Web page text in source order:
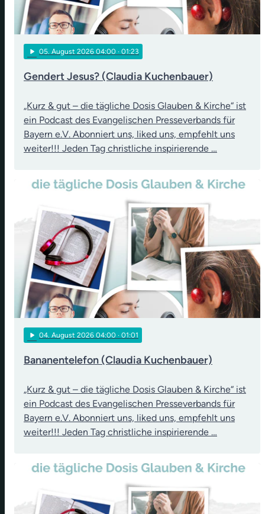
play_arrow 05. August 2026 04:00 · 01:23
Gendert Jesus? (Claudia Kuchenbauer)
„Kurz & gut – die tägliche Dosis Glauben & Kirche“ ist
ein Podcast des Evangelischen Presseverbands für
Bayern e.V. Abonniert uns, liked uns, empfehlt uns
weiter!!! Jeden Tag christliche inspirierende …
play_arrow 04. August 2026 04:00 · 01:01
Bananentelefon (Claudia Kuchenbauer)
„Kurz & gut – die tägliche Dosis Glauben & Kirche“ ist
ein Podcast des Evangelischen Presseverbands für
Bayern e.V. Abonniert uns, liked uns, empfehlt uns
weiter!!! Jeden Tag christliche inspirierende …